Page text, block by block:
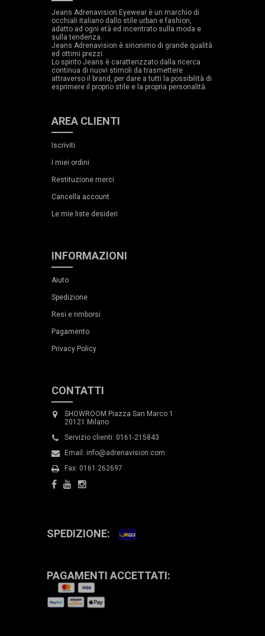
Jeans Adrenavision Eyewear è un marchio di
occhiali italiano dallo stile urban e fashion,
adatto ad ogni età ed incentrato sulla moda e
sulla tendenza.
Jeans Adrenavision è sinonimo di grande qualità
ed ottimi prezzi.
Lo spirito Jeans è caratterizzato dalla ricerca
continua di nuovi stimoli da trasmettere
attraverso il brand, per dare a tutti la possibilità di
esprimere il proprio stile e la propria personalità.
AREA CLIENTI
Iscriviti
I miei ordini
Restituzione merci
Cancella account
Le mie liste desideri
INFORMAZIONI
Aiuto
Spedizione
Resi e rimborsi
Pagamento
Privacy Policy
CONTATTI
SHOWROOM Piazza San Marco 1
20121 Milano
Servizio clienti: 0161-215843
Email: info@adrenavision.com
Fax: 0161 262697
SPEDIZIONE:
PAGAMENTI ACCETTATI: